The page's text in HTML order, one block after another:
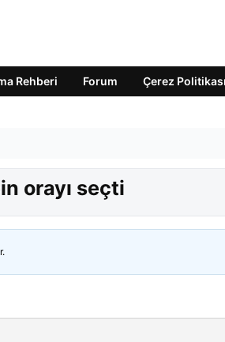
Rehberi Forum Çerez Politikası
orayı seçti